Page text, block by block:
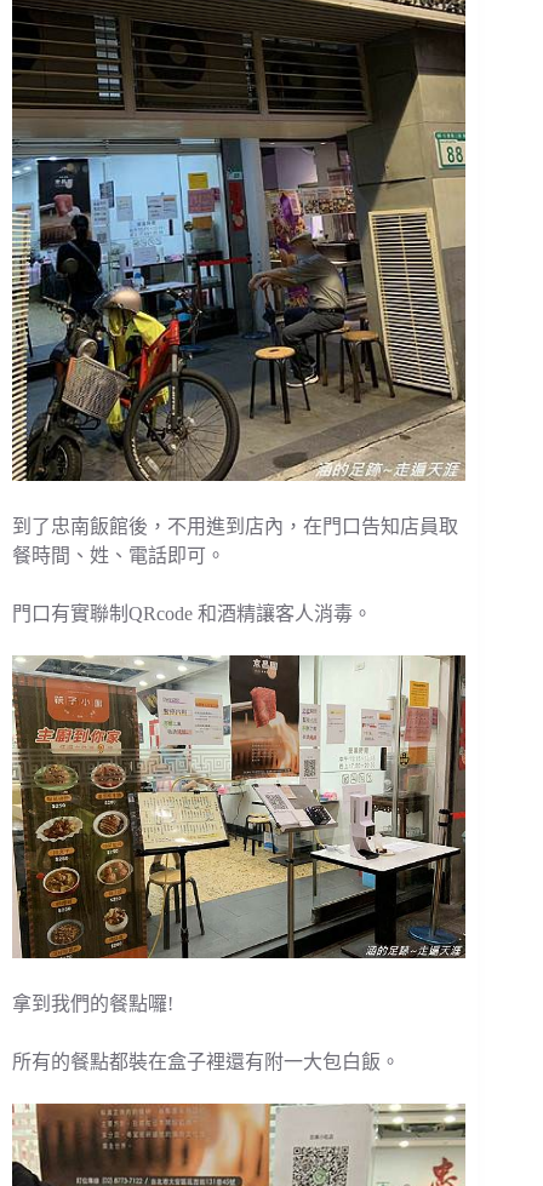
到了忠南飯館後，不用進到店內，在門口告知店員取
餐時間、姓、電話即可。
門口有實聯制QRcode 和酒精讓客人消毒。
拿到我們的餐點囉!
所有的餐點都裝在盒子裡還有附一大包白飯。